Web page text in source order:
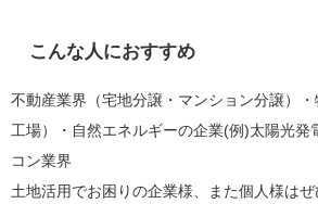
こんな人におすすめ
不動産業界（宅地分譲・マンション分譲）
工場）・自然エネルギーの企業(例)太陽光発
コン業界
土地活用でお困りの企業様、また個人様はぜ